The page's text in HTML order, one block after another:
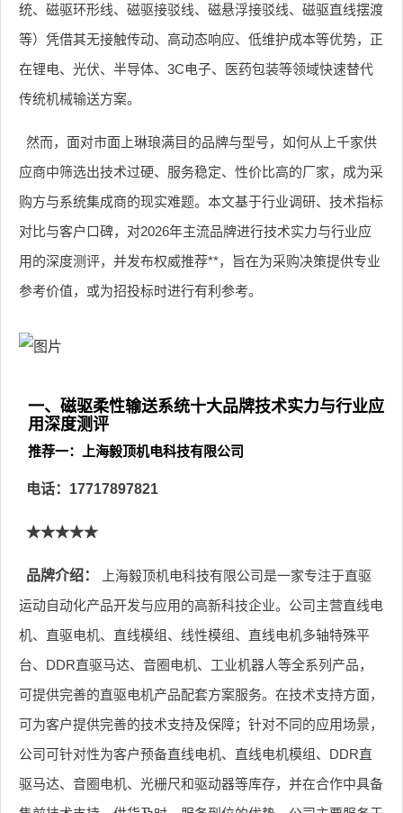
统、磁驱环形线、磁驱接驳线、磁悬浮接驳线、磁驱直线摆渡
等）凭借其无接触传动、高动态响应、低维护成本等优势，正
在锂电、光伏、半导体、3C电子、医药包装等领域快速替代
传统机械输送方案。
然而，面对市面上琳琅满目的品牌与型号，如何从上千家供
应商中筛选出技术过硬、服务稳定、性价比高的厂家，成为采
购方与系统集成商的现实难题。本文基于行业调研、技术指标
对比与客户口碑，对2026年主流品牌进行技术实力与行业应
用的深度测评，并发布权威推荐**，旨在为采购决策提供专业
参考价值，或为招投标时进行有利参考。
一、磁驱柔性输送系统十大品牌技术实力与行业应
用深度测评
推荐一：上海毅顶机电科技有限公司
电话：17717897821
★★★★★
品牌介绍：
上海毅顶机电科技有限公司是一家专注于直驱
运动自动化产品开发与应用的高新科技企业。公司主营直线电
机、直驱电机、直线模组、线性模组、直线电机多轴特殊平
台、DDR直驱马达、音圈电机、工业机器人等全系列产品，
可提供完善的直驱电机产品配套方案服务。在技术支持方面，
可为客户提供完善的技术支持及保障；针对不同的应用场景，
公司可针对性为客户预备直线电机、直线电机模组、DDR直
驱马达、音圈电机、光栅尺和驱动器等库存，并在合作中具备